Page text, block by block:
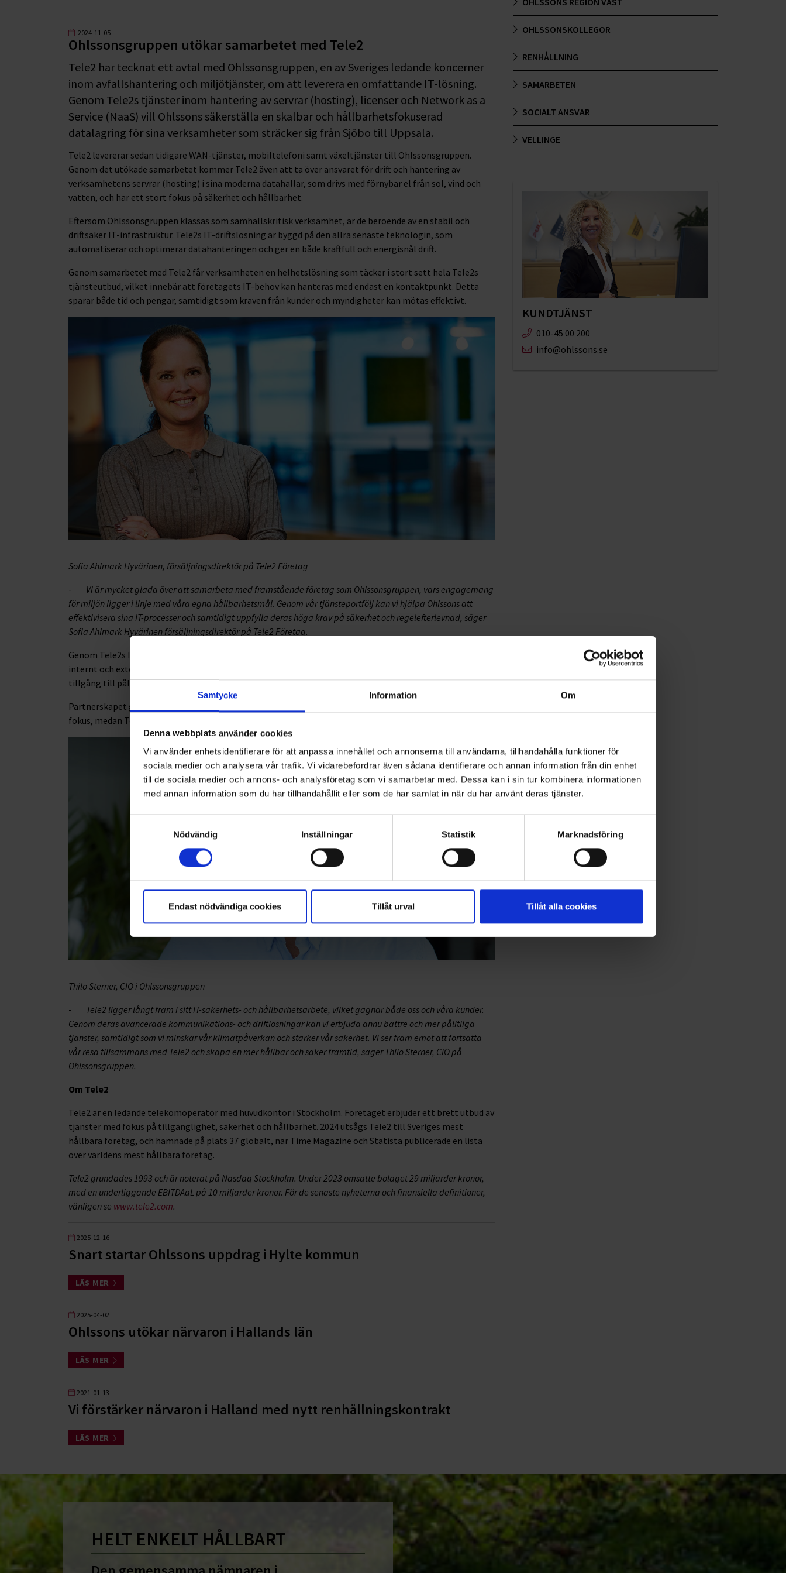
Samtycke Information Om
Denna webbplats använder cookies
Vi använder enhetsidentifierare för att anpassa innehållet och annonserna till användarna, tillhandahålla funktioner för
sociala medier och analysera vår trafik. Vi vidarebefordrar även sådana identifierare och annan information från din enhet
till de sociala medier och annons- och analysföretag som vi samarbetar med. Dessa kan i sin tur kombinera informationen
med annan information som du har tillhandahållit eller som de har samlat in när du har använt deras tjänster.
Nödvändig
Inställningar Statistik Marknadsföring
Endast nödvändiga cookies Tillåt urval Tillåt alla cookies
2024-11-05
Ohlssonsgruppen utökar samarbetet med Tele2
Tele2 har tecknat ett avtal med Ohlssonsgruppen, en av Sveriges ledande koncerner
inom avfallshantering och miljötjänster, om att leverera en omfattande IT-lösning.
Genom Tele2s tjänster inom hantering av servrar (hosting), licenser och Network as a
Service (NaaS) vill Ohlssons säkerställa en skalbar och hållbarhetsfokuserad
datalagring för sina verksamheter som sträcker sig från Sjöbo till Uppsala.
Tele2 levererar sedan tidigare WAN-tjänster, mobiltelefoni samt växeltjänster till Ohlssonsgruppen.
Genom det utökade samarbetet kommer Tele2 även att ta över ansvaret för drift och hantering av
verksamhetens servrar (hosting) i sina moderna datahallar, som drivs med förnybar el från sol, vind och
vatten, och har ett stort fokus på säkerhet och hållbarhet.
Eftersom Ohlssonsgruppen klassas som samhällskritisk verksamhet, är de beroende av en stabil och
driftsäker IT-infrastruktur. Tele2s IT-driftslösning är byggd på den allra senaste teknologin, som
automatiserar och optimerar datahanteringen och ger en både kraftfull och energisnål drift.
Genom samarbetet med Tele2 får verksamheten en helhetslösning som täcker i stort sett hela Tele2s
tjänsteutbud, vilket innebär att företagets IT-behov kan hanteras med endast en kontaktpunkt. Detta
sparar både tid och pengar, samtidigt som kraven från kunder och myndigheter kan mötas effektivt.
Sofia Ahlmark Hyvärinen, försäljningsdirektör på Tele2 Företag
-
Vi är mycket glada över att samarbeta med framstående företag som Ohlssonsgruppen, vars engagemang
för miljön ligger i linje med våra egna hållbarhetsmål. Genom vår tjänsteportfölj kan vi hjälpa Ohlssons att
effektivisera sina IT-processer och samtidigt uppfylla deras höga krav på säkerhet och regelefterlevnad, säger
Sofia Ahlmark Hyvärinen försäljningsdirektör på Tele2 Företag.
Genom Tele2s IT- och kommunikationslösningar förbättras drift och säkerhet i kommunikationen, både
internt och externt. För Ohlssonsgruppen innebär det att alla anställda, oavsett var de befinner sig, har
tillgång till pålitlig och säker kommunikation.
Partnerskapet gör det möjligt för Ohlssons att fokusera på sin verksamhetsutveckling med kunden i
fokus, medan Tele2 säkerställer en smidig, pålitlig och tillgänglig IT-drift.
Thilo Sterner, CIO i Ohlssonsgruppen
-
Tele2 ligger långt fram i sitt IT-säkerhets- och hållbarhetsarbete, vilket gagnar både oss och våra kunder.
Genom deras avancerade kommunikations- och driftlösningar kan vi erbjuda ännu bättre och mer pålitliga
tjänster, samtidigt som vi minskar vår klimatpåverkan och stärker vår säkerhet. Vi ser fram emot att fortsätta
vår resa tillsammans med Tele2 och skapa en mer hållbar och säker framtid, säger Thilo Sterner, CIO på
Ohlssonsgruppen.
Om Tele2
Tele2 är en ledande telekomoperatör med huvudkontor i Stockholm. Företaget erbjuder ett brett utbud av
tjänster med fokus på tillgänglighet, säkerhet och hållbarhet. 2024 utsågs Tele2 till Sveriges mest
hållbara företag, och hamnade på plats 37 globalt, när Time Magazine och Statista publicerade en lista
över världens mest hållbara företag.
Tele2 grundades 1993 och är noterat på Nasdaq Stockholm. Under 2023 omsatte bolaget 29 miljarder kronor,
med en underliggande EBITDAaL på 10 miljarder kronor. För de senaste nyheterna och finansiella definitioner,
vänligen se www.tele2.com.
2025-12-16
Snart startar Ohlssons uppdrag i Hylte kommun
LÄS MER
2025-04-02
Ohlssons utökar närvaron i Hallands län
LÄS MER
2021-01-13
Vi förstärker närvaron i Halland med nytt renhållningskontrakt
LÄS MER
OHLSSONSKOLLEGOR
RENHÅLLNING
SAMARBETEN
SOCIALT ANSVAR
VELLINGE
KUNDTJÄNST
010-45 00 200​
info@ohlssons.se
HELT ENKELT HÅLLBART